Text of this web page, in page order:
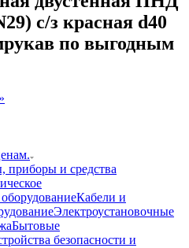
с/з красная d40
по выгодным
приборы и средства
Кабели и
Электроустановочные
Бытовые
безопасности и